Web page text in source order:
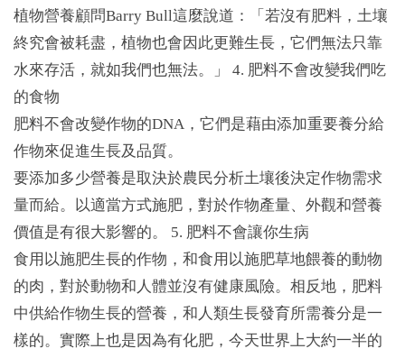
植物營養顧問Barry Bull這麼說道：「若沒有肥料，土壤
終究會被耗盡，植物也會因此更難生長，它們無法只靠
水來存活，就如我們也無法。」 4. 肥料不會改變我們吃
的食物
肥料不會改變作物的DNA，它們是藉由添加重要養分給
作物來促進生長及品質。
要添加多少營養是取決於農民分析土壤後決定作物需求
量而給。以適當方式施肥，對於作物產量、外觀和營養
價值是有很大影響的。 5. 肥料不會讓你生病
食用以施肥生長的作物，和食用以施肥草地餵養的動物
的肉，對於動物和人體並沒有健康風險。相反地，肥料
中供給作物生長的營養，和人類生長發育所需養分是一
樣的。實際上也是因為有化肥，今天世界上大約一半的